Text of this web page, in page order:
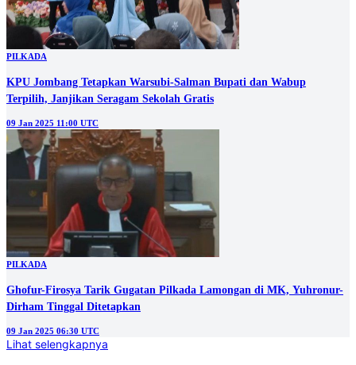
PILKADA
KPU Jombang Tetapkan Warsubi-Salman Bupati dan Wabup
Terpilih, Janjikan Seragam Sekolah Gratis
09 Jan 2025 11:00 UTC
PILKADA
Ghofur-Firosya Tarik Gugatan Pilkada Lamongan di MK, Yuhronur-
Dirham Tinggal Ditetapkan
09 Jan 2025 06:30 UTC
Lihat selengkapnya